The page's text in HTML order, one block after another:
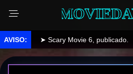
MOVIEDAYS.2
➤ Scary Movie 6, publicado.